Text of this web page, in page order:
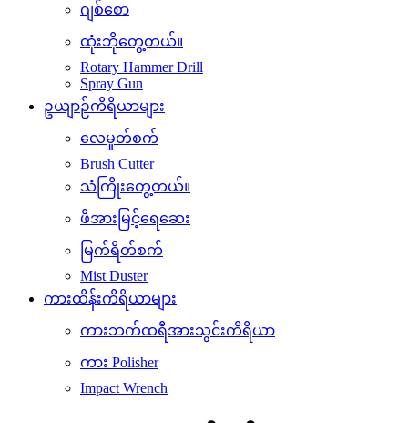
ဂျစ်စော
ထုံးဘိုတွေ့တယ်။
Rotary Hammer Drill
Spray Gun
ဥယျာဉ်ကိရိယာများ
လေမှုတ်စက်
Brush Cutter
သံကြိုးတွေ့တယ်။
ဖိအားမြင့်ရေဆေး
မြက်ရိတ်စက်
Mist Duster
ကားထိန်းကိရိယာများ
ကားဘက်ထရီအားသွင်းကိရိယာ
ကား Polisher
Impact Wrench